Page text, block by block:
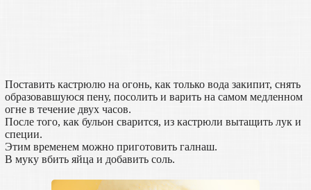
Поставить кастрюлю на огонь, как только вода закипит, снять
образовавшуюся пену, посолить и варить на самом медленном
огне в течение двух часов.
После того, как бульон сварится, из кастрюли вытащить лук и
специи.
Этим временем можно приготовить галнаш.
В муку вбить яйца и добавить соль.